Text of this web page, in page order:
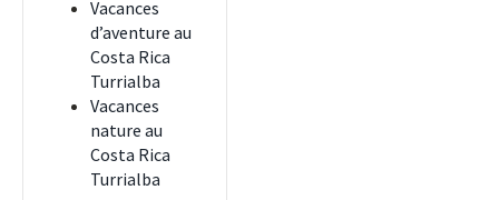
Vacances
d’aventure au
Costa Rica
Turrialba
Vacances
nature au
Costa Rica
Turrialba